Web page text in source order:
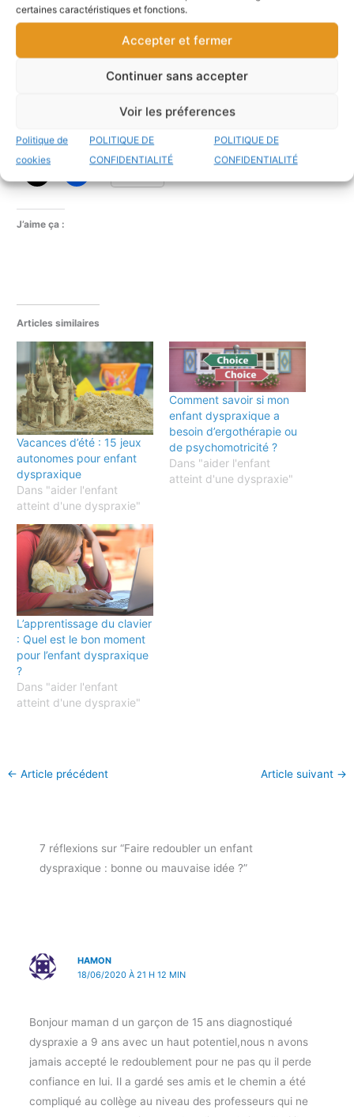
certaines caractéristiques et fonctions.
Accepter et fermer
Continuer sans accepter
Voir les préferences
Politique de
cookies
POLITIQUE DE
CONFIDENTIALITÉ
POLITIQUE DE
CONFIDENTIALITÉ
apprentissages : synthèse scientifique sur les troubles des
apprentissages, leurs caractéristiques et leur prise en charge.
Learning Styles: Concepts and Evidence (Pashler et al.,
de preuves solides en faveur des « styles d’apprentissage »
Partager :
J’aime ça :
Articles similaires
Vacances d’été : 15 jeux
autonomes pour enfant
dyspraxique
Dans "aider l'enfant
atteint d'une dyspraxie"
Comment savoir si mon
enfant dyspraxique a
besoin d’ergothérapie ou
de psychomotricité ?
Dans "aider l'enfant
atteint d'une dyspraxie"
L’apprentissage du clavier
: Quel est le bon moment
pour l’enfant dyspraxique
?
Dans "aider l'enfant
atteint d'une dyspraxie"
← Article précédent Article suivant →
7 réflexions sur “Faire redoubler un enfant
dyspraxique : bonne ou mauvaise idée ?”
HAMON
18/06/2020 À 21 H 12 MIN
Bonjour maman d un garçon de 15 ans diagnostiqué
dyspraxie a 9 ans avec un haut potentiel,nous n avons
jamais accepté le redoublement pour ne pas qu il perde
confiance en lui. Il a gardé ses amis et le chemin a été
compliqué au collège au niveau des professeurs qui ne